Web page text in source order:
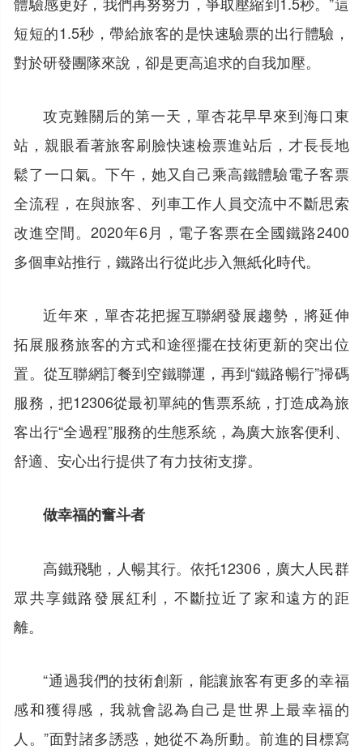
短短的1.5秒，帶給旅客的是快速驗票的出行體驗，
對於研發團隊來說，卻是更高追求的自我加壓。
攻克難關后的第一天，單杏花早早來到海口東
站，親眼看著旅客刷臉快速檢票進站后，才長長地
鬆了一口氣。下午，她又自己乘高鐵體驗電子客票
全流程，在與旅客、列車工作人員交流中不斷思索
改進空間。2020年6月，電子客票在全國鐵路2400
多個車站推行，鐵路出行從此步入無紙化時代。
近年來，單杏花把握互聯網發展趨勢，將延伸
拓展服務旅客的方式和途徑擺在技術更新的突出位
置。從互聯網訂餐到空鐵聯運，再到“鐵路暢行”掃碼
服務，把12306從最初單純的售票系統，打造成為旅
客出行“全過程”服務的生態系統，為廣大旅客便利、
舒適、安心出行提供了有力技術支撐。
做幸福的奮斗者
高鐵飛馳，人暢其行。依托12306，廣大人民群
眾共享鐵路發展紅利，不斷拉近了家和遠方的距
離。
“通過我們的技術創新，能讓旅客有更多的幸福
感和獲得感，我就會認為自己是世界上最幸福的
人。”面對諸多誘惑，她從不為所動。前進的目標寫